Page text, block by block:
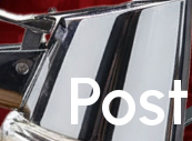
Post